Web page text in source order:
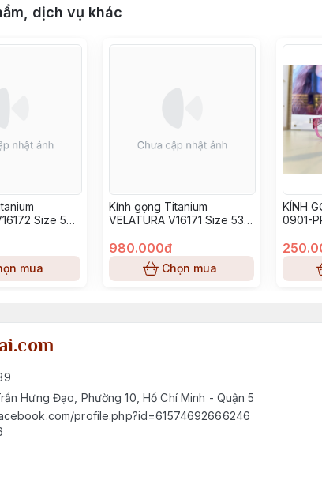
dịch vụ khác
Size 52-
mua
Kính gọng Titanium
VELATURA V16171 Size 53-
980.000đ
Chọn mua
KÍNH
0901-
Hưng Đạo, Phường 10, Hồ Chí Minh - Quận 5
profile.php?id=61574692666246